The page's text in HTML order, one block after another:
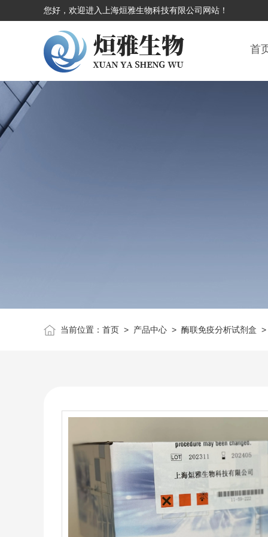
您好，欢迎进入上海烜雅生物科技有限公司网站！
首
当前位置： 首页> 产品中心> 酶联免疫分析试剂盒